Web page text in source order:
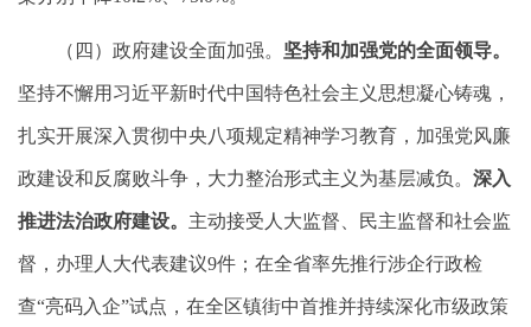
（四）政府建设全面加强。 坚持和加强党的全面领导。
坚持不懈用习近平新时代中国特色社会主义思想凝心铸魂，
扎实开展深入贯彻中央八项规定精神学习教育，加强党风廉
政建设和反腐败斗争，大力整治形式主义为基层减负。 深入
推进法治政府建设。 主动接受人大监督、民主监督和社会监
督，办理人大代表建议9件；在全省率先推行涉企行政检
查“亮码入企”试点，在全区镇街中首推并持续深化市级政策